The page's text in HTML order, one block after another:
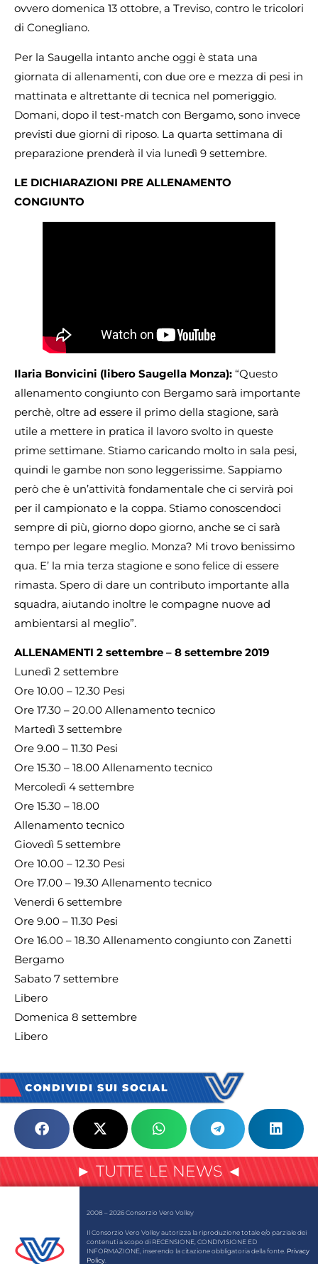
ovvero domenica 13 ottobre, a Treviso, contro le tricolori
di Conegliano.
Per la Saugella intanto anche oggi è stata una
giornata di allenamenti, con due ore e mezza di pesi in
mattinata e altrettante di tecnica nel pomeriggio.
Domani, dopo il test-match con Bergamo, sono invece
previsti due giorni di riposo. La quarta settimana di
preparazione prenderà il via lunedì 9 settembre.
LE DICHIARAZIONI PRE ALLENAMENTO
CONGIUNTO
Ilaria Bonvicini (libero Saugella Monza): “Questo
allenamento congiunto con Bergamo sarà importante
perchè, oltre ad essere il primo della stagione, sarà
utile a mettere in pratica il lavoro svolto in queste
prime settimane. Stiamo caricando molto in sala pesi,
quindi le gambe non sono leggerissime. Sappiamo
però che è un’attività fondamentale che ci servirà poi
per il campionato e la coppa. Stiamo conoscendoci
sempre di più, giorno dopo giorno, anche se ci sarà
tempo per legare meglio. Monza? Mi trovo benissimo
qua. E’ la mia terza stagione e sono felice di essere
rimasta. Spero di dare un contributo importante alla
squadra, aiutando inoltre le compagne nuove ad
ambientarsi al meglio”.
ALLENAMENTI 2 settembre – 8 settembre 2019
Lunedì 2 settembre
Ore 10.00 – 12.30 Pesi
Ore 17.30 – 20.00 Allenamento tecnico
Martedì 3 settembre
Ore 9.00 – 11.30 Pesi
Ore 15.30 – 18.00 Allenamento tecnico
Mercoledì 4 settembre
Ore 15.30 – 18.00
Allenamento tecnico
Giovedì 5 settembre
Ore 10.00 – 12.30 Pesi
Ore 17.00 – 19.30 Allenamento tecnico
Venerdì 6 settembre
Ore 9.00 – 11.30 Pesi
Ore 16.00 – 18.30 Allenamento congiunto con Zanetti
Bergamo
Sabato 7 settembre
Libero
Domenica 8 settembre
Libero
CONDIVIDI SUI SOCIAL
► TUTTE LE NEWS ◄
2008 – 2026 Consorzio Vero Volley
Il Consorzio Vero Volley autorizza la riproduzione totale e/o parziale dei
contenuti a scopo di RECENSIONE, CONDIVISIONE ED
INFORMAZIONE, inserendo la citazione obbligatoria della fonte. Privacy
Policy